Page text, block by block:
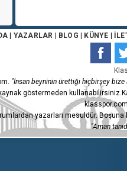
YAZARLAR BLOG KÜNYE
"İnsan beyninin ürettiği hiçbirşey bize
göstermeden
yazarları mesuldür.
"Aman